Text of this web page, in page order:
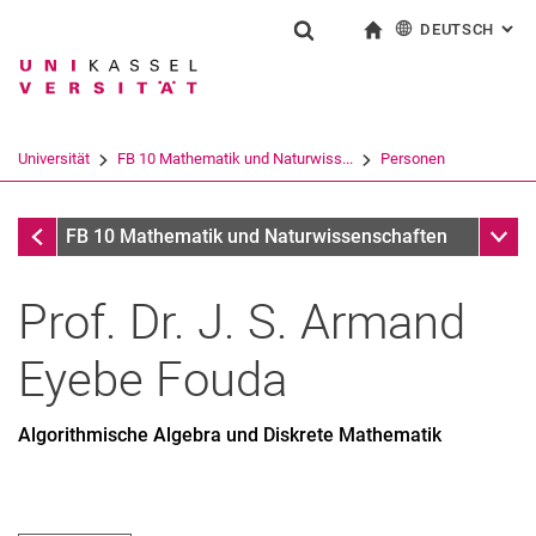
Springe direkt zu: Inhalt
Springe direkt zu: Suche
Springe direkt zu:
Suchbegriff
Suchen (öffnet externen Link in einem
DEUTSCH :
Universität FB 10 Mathematik und Naturwiss... Personen
Personen
FB 10 Mathematik und Naturwissenschaften
Prof. Dr. J. S. Armand
Eyebe Fouda
Algorithmische Algebra und Diskrete Mathematik